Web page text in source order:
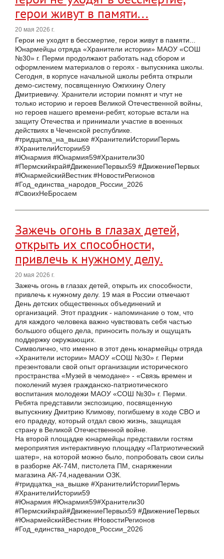
герои живут в памяти...
20 мая 2026 г.
Герои не уходят в бессмертие, герои живут в памяти...
Юнармейцы отряда «Хранители истории» МАОУ «СОШ
№30» г. Перми продолжают работать над сбором и
оформлением материалов о героях - выпускника школы.
Сегодня, в корпусе начальной школы ребята открыли
демо-систему, посвященную Ожгихину Олегу
Дмитриевичу. Хранители истории помнят и чтут не
только историю и героев Великой Отечественной войны,
но героев нашего времени-ребят, которые встали на
защиту Отечества и принимали участие в военных
действиях в Чеченской республике.
#тридцатка_на_вышке #ХранителиИсторииПермь
#ХранителиИстории59
#Юнармия #Юнармия59#Хранители30
#Пермскийкрай#ДвижениеПервых59 #ДвижениеПервых
#ЮнармейскийВестник #НовостиРегионов
#Год_единства_народов_России_2026
#СвоихНеБросаем
Зажечь огонь в глазах детей,
открыть их способности,
привлечь к нужному делу.
20 мая 2026 г.
Зажечь огонь в глазах детей, открыть их способности,
привлечь к нужному делу. 19 мая в России отмечают
День детских общественных объединений и
организаций. Этот праздник - напоминание о том, что
для каждого человека важно чувствовать себя частью
большого общего дела, приносить пользу и ощущать
поддержку окружающих.
Символично, что именно в этот день юнармейцы отряда
«Хранители истории» МАОУ «СОШ №30» г. Перми
презентовали свой опыт организации исторического
пространства «Музей в чемодане» - «Связь времен и
поколений музея гражданско-патриотического
воспитания молодежи МАОУ «СОШ №30» г. Перми.
Ребята представили экспозицию, посвященную
выпускнику Дмитрию Климову, погибшему в ходе СВО и
его прадеду, который отдал свою жизнь, защищая
страну в Великой Отечественной войне.
На второй площадке юнармейцы представили гостям
мероприятия интерактивную площадку «Патриотический
шатер», на которой можно было, попробовать свои силы
в разборке АК-74М, пистолета ПМ, снаряжении
магазина АК-74,надевании ОЗК.
#тридцатка_на_вышке #ХранителиИсторииПермь
#ХранителиИстории59
#Юнармия #Юнармия59#Хранители30
#Пермскийкрай#ДвижениеПервых59 #ДвижениеПервых
#ЮнармейскийВестник #НовостиРегионов
#Год_единства_народов_России_2026